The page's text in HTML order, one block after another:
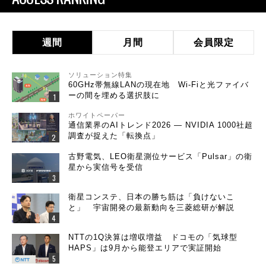
週間 月間 会員限定
ソリューション特集
60GHz帯無線LANの現在地 Wi-Fiと光ファイバ
ーの間を埋める選択肢に
ホワイトペーパー
通信業界のAIトレンド2026 ― NVIDIA 1000社超
調査が捉えた「転換点」
古野電気、LEO衛星測位サービス「Pulsar」の衛
星から実信号を受信
衛星コンステ、日本の勝ち筋は「負けないこ
と」 宇宙開発の最新動向を三菱総研が解説
NTTの1Q決算は増収増益 ドコモの「気球型
HAPS」は9月から能登エリアで実証開始